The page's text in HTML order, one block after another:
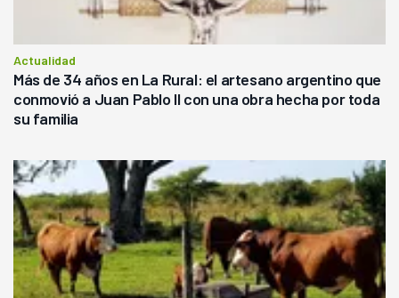
Actualidad
Más de 34 años en La Rural: el artesano argentino que
conmovió a Juan Pablo II con una obra hecha por toda
su familia